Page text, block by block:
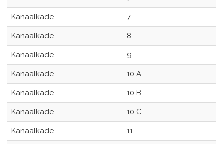
Kanaalkade 7
Kanaalkade 8
Kanaalkade 9
Kanaalkade 10 A
Kanaalkade 10 B
Kanaalkade 10 C
Kanaalkade 11